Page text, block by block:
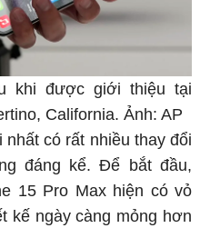
khi được giới thiệu tại
California. Ảnh: AP
có rất nhiều thay đổi
đáng kể. Để bắt đầu,
15 Pro Max hiện có vỏ
kế ngày càng mỏng hơn